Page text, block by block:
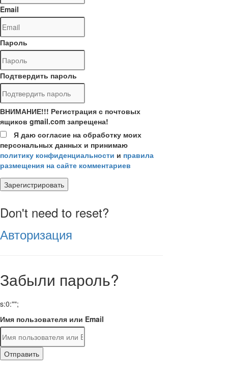
Email
Пароль
Подтвердить пароль
ВНИМАНИЕ!!! Регистрация с почтовых
ящиков gmail.com запрещена!
Я даю согласие на обработку моих
персональных данных и принимаю
политику конфиденциальности и правила
размещения на сайте комментариев
Зарегистрировать
Don't need to reset?
Авторизация
Забыли пароль?
s:0:"";
Имя пользователя или Email
Отправить